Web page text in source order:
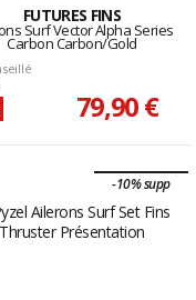
FUTURES FINS
Surf Vector Alpha Series
Carbon Carbon/Gold
79,90 €
-10% supp